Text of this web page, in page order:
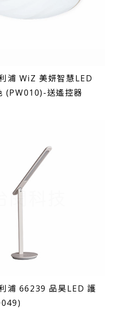
浦 WiZ 美妍智慧LED
(PW010)-送遙控器
浦 66239 品昊LED 護